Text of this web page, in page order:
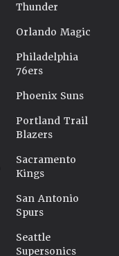
Thunder
Orlando Magic
Philadelphia
76ers
Phoenix Suns
Portland Trail
Blazers
Sacramento
Kings
San Antonio
Spurs
Seattle
Supersonics